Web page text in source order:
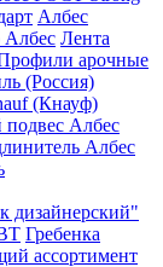
Албес
Албес Лента
арочные
(Россия)
(Кнауф)
Албес
Албес
дизайнерский"
Гребенка
ассортимент